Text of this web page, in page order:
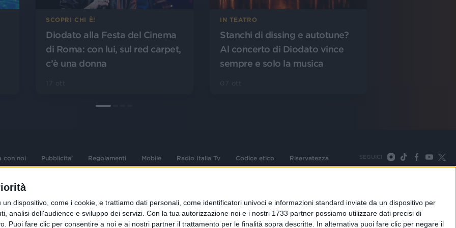
dispositivo, come i cookie, e trattiamo dati personali, come identificatori univoci e informazioni standard inviate da un dispositivo per
analisi dell'audience e sviluppo dei servizi. Con la tua autorizzazione noi e i nostri 1733 partner possiamo utilizzare dati precisi di
Puoi fare clic per consentire a noi e ai nostri partner il trattamento per le finalità sopra descritte. In alternativa puoi fare clic per negare il
SCOPRI CHI È!
Diodato alla Festa del Cinema
di Roma: con lui, sul red carpet,
c’è una donna
IN TEATRO
Stanchi di dissing e autotune?
Al concerto di Diodato vince
sempre e solo la musica
con noi Pubblicita' Regolamenti Mobile Radio Italia Tv Codice etico Riservatezza SEGUICI
d'autore e dei diritti
e n° iscrizione
02 25444220
Sede Legale: Via Savona 97, 20144 Milano